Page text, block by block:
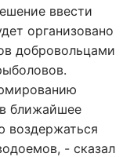
ввести
организовано
добровольцами
ближайшее
воздержаться
- сказал